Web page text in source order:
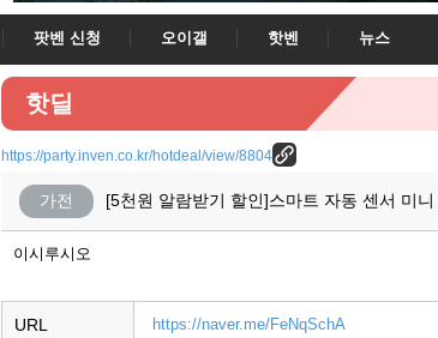
팟벤 신청 오이갤 핫벤
뉴스
핫딜
https://party.inven.co.kr/hotdeal/view/8804
가전 [5천원 알람받기 할인]스마트 자동 센서 미
이시루시오
URL https://naver.me/FeNqSchA